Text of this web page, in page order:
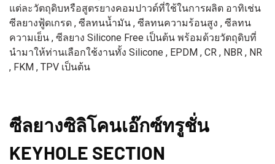
แต่ละวัตถุดิบหรือสูตรยางคอมปาวด์ที่ใช้ในการผลิต อาทิเช่น
ซีลยางฟู้ดเกรด , ซีลทนน้ำมัน , ซีลทนความร้อนสูง , ซีลทน
ความเย็น , ซีลยาง Silicone Free เป็นต้น พร้อมด้วยวัตถุดิบที่
นำมาให้ท่านเลือกใช้งานทั้ง Silicone , EPDM , CR , NBR , NR
, FKM , TPV เป็นต้น
ซีลยางซิลิโคนเอ๊กซ์ทรูชั่น
KEYHOLE SECTION